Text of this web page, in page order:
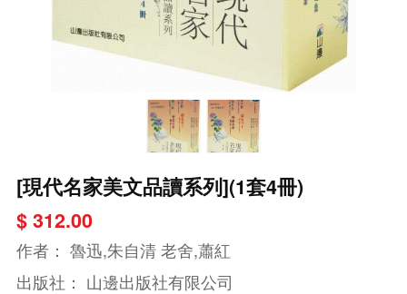
[現代名家美文品讀系列](1套4冊)
$ 312.00
作者：
魯迅,朱自清 老舍,蕭紅
出版社： 山邊出版社有限公司